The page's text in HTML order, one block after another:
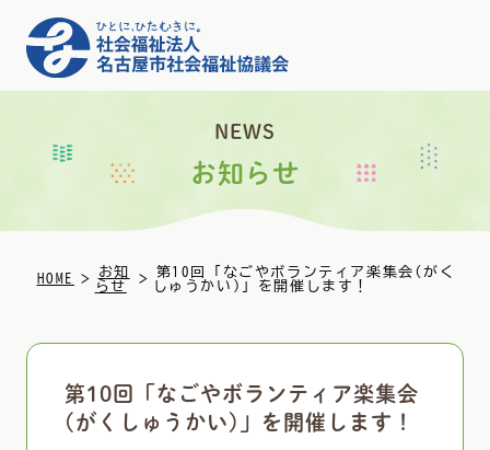
NEWS
お知らせ
HOME >
お知
らせ
>
第10回「なごやボランティア楽集会(がく
しゅうかい)」を開催します！
第10回「なごやボランティア楽集会
(がくしゅうかい)」を開催します！